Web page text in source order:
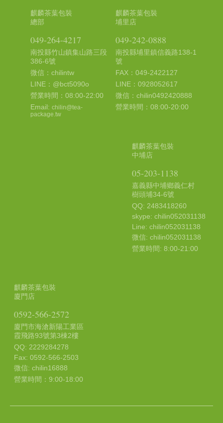
麒麟茶葉包裝
總部
049-264-4217
南投縣竹山鎮集山路三段
386-6號
微信：chilintw
LINE：@bct5090o
營業時間：08:00-22:00
Email: chilin@tea-
package.tw
麒麟茶葉包裝
埔里店
049-242-0888
南投縣埔里鎮信義路138-1
號
FAX：049-2422127
LINE：0928052617
微信：chilin0492420888
營業時間：08:00-20:00
麒麟茶葉包裝
中埔店
05-203-1138
嘉義縣中埔鄉義仁村
樹頭埔34-6號
QQ: 2483418260
skype: chilin052031138
Line: chilin052031138
微信: chilin052031138
營業時間: 8:00-21:00
麒麟茶葉包裝
廈門店
0592-566-2572
廈門市海滄新陽工業區
霞飛路93號第3棟2樓
QQ: 2229284278
Fax: 0592-566-2503
微信: chilin16888
營業時間：9:00-18:00